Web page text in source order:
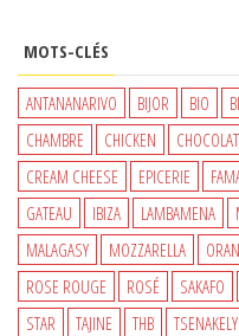
650 €.550 €.
MOTS-CLÉS
ANTANANARIVO BIJOR BIO
CHAMBRE
CHICKEN CHOCOLAT
CREAM CHEESE
EPICERIE
GATEAU
IBIZA LAMBAMENA
MALAGASY
MOZZARELLA
ROSE ROUGE
ROSÉ SAKAFO
STAR
TAJINE THB TSENAKELY